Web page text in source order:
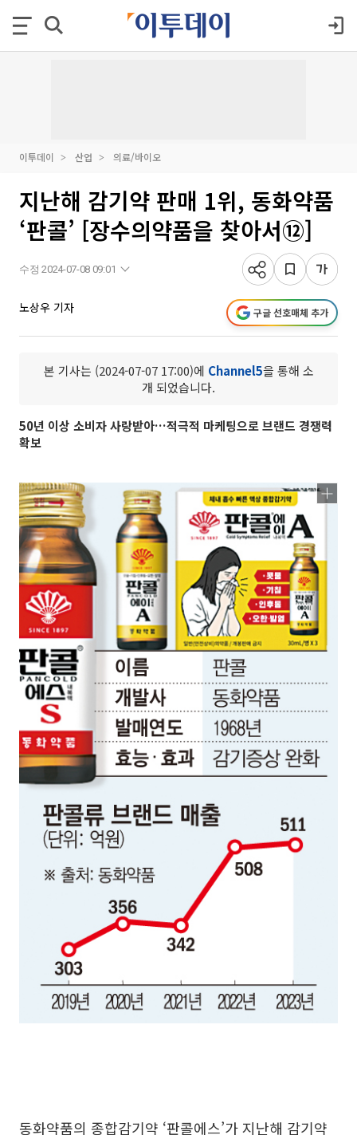
이투데이 산업 의료/바이오
지난해 감기약 판매 1위, 동화약품
‘판콜’ [장수의약품을 찾아서⑫]
수정 2024-07-08 09:01
노상우 기자 구글 선호매체 추가
본 기사는 (2024-07-07 17:00)에 Channel5을 통해 소
개 되었습니다.
50년 이상 소비자 사랑받아…적극적 마케팅으로 브랜드 경쟁력
확보
동화약품의 종합감기약 ‘판콜에스’가 지난해 감기약